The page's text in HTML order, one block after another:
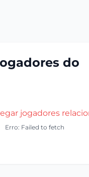
do
jogadores
Erro: Failed to fetch